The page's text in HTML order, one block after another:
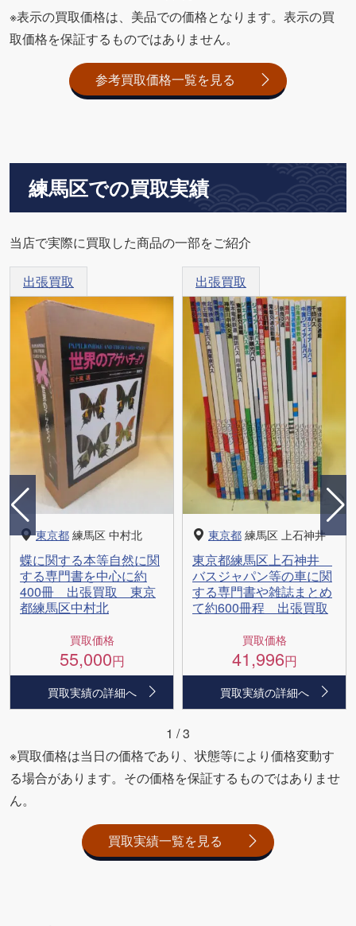
※表示の買取価格は、美品での価格となります。表示の買
取価格を保証するものではありません。
参考買取価格一覧を見る
練馬区での買取実績
当店で実際に買取した商品の一部をご紹介
出張買取
東京都 練馬区 中村北
蝶に関する本等自然に関
する専門書を中心に約
400冊 出張買取 東京
都練馬区中村北
買取価格
55,000円
買取実績の詳細へ
出張買取
東京都 練馬区 上石神井
東京都練馬区上石神井
バスジャパン等の車に関
する専門書や雑誌まとめ
て約600冊程 出張買取
買取価格
41,996円
買取実績の詳細へ
1 /3
※買取価格は当日の価格であり、状態等により価格変動す
る場合があります。その価格を保証するものではありませ
ん。
買取実績一覧を見る